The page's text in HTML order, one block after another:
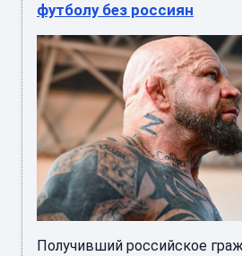
футболу без россиян
Получивший российское